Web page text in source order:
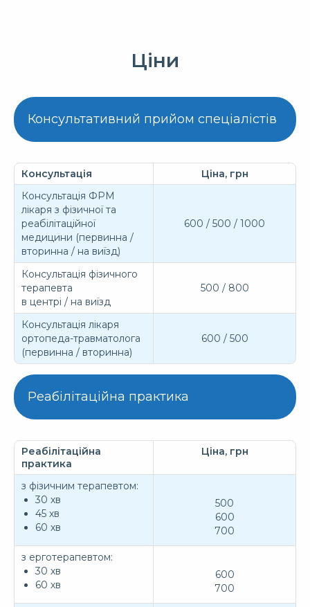
Ціни
Консультативний прийом спеціалістів
Консультація
Ціна, грн
Консультація ФРМ
лікаря з фізичної та
реабілітаційної
медицини (первинна /
вторинна / на виїзд)
600 / 500 / 1000
Консультація фізичного
терапевта
в центрі / на виїзд
500 / 800
Консультація лікаря
ортопеда-травматолога
(первинна / вторинна)
600 / 500
Реабілітаційна практика
Реабілітаційна
практика
Ціна, грн
з фізичним терапевтом:
30 хв
45 хв
60 хв
500
600
700
з ерготерапевтом:
30 хв
60 хв
600
700